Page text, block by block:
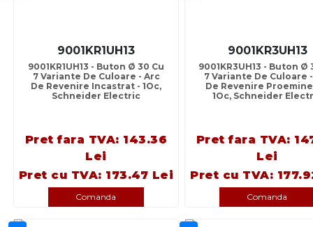
9001KR1UH13
9001KR1UH13 - Buton Ø 30 Cu
7 Variante De Culoare - Arc
De Revenire Incastrat - 1Oc,
Schneider Electric
Pret fara TVA: 143.36
Lei
Pret cu TVA: 173.47 Lei
Comanda
9001KR3UH13
9001KR3UH13 - Buton Ø
7 Variante De Culoare
De Revenire
1Oc, Schneider
Pret fara TVA:
Lei
Pret cu TVA:
Comanda